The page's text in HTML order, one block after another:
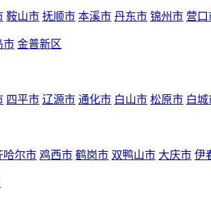
鞍山市 抚顺市 本溪市 丹东市 锦州市 营口
市 金普新区
四平市 辽源市 通化市 白山市 松原市 白城
哈尔市 鸡西市 鹤岗市 双鸭山市 大庆市 伊